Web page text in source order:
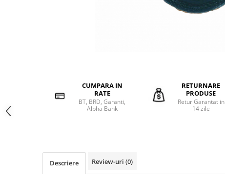
CUMPARA IN
RATE
BT, BRD, Garanti,
Alpha Bank
RETURNARE
PRODUSE
Retur Garantat in
14 zile
Descriere Review-uri (0)